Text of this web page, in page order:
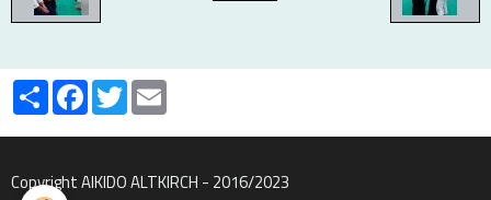
PartagerFacebook
Twitter
Copyright AIKIDO ALTKIRCH - 2016/2023